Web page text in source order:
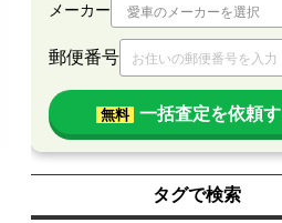
メーカー
郵便番号
無料 一括査定を依頼
タグで検索